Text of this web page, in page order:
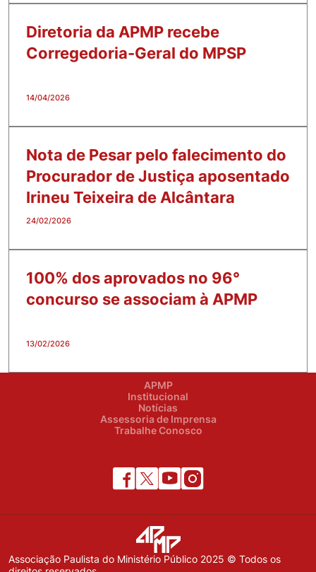
Diretoria da APMP recebe
Corregedoria-Geral do MPSP
14/04/2026
Nota de Pesar pelo falecimento do
Procurador de Justiça aposentado
Irineu Teixeira de Alcântara
24/02/2026
100% dos aprovados no 96°
concurso se associam à APMP
13/02/2026
APMP
Institucional
Notícias
Assessoria de Imprensa
Trabalhe Conosco
Associação Paulista do Ministério Público 2025 © Todos os